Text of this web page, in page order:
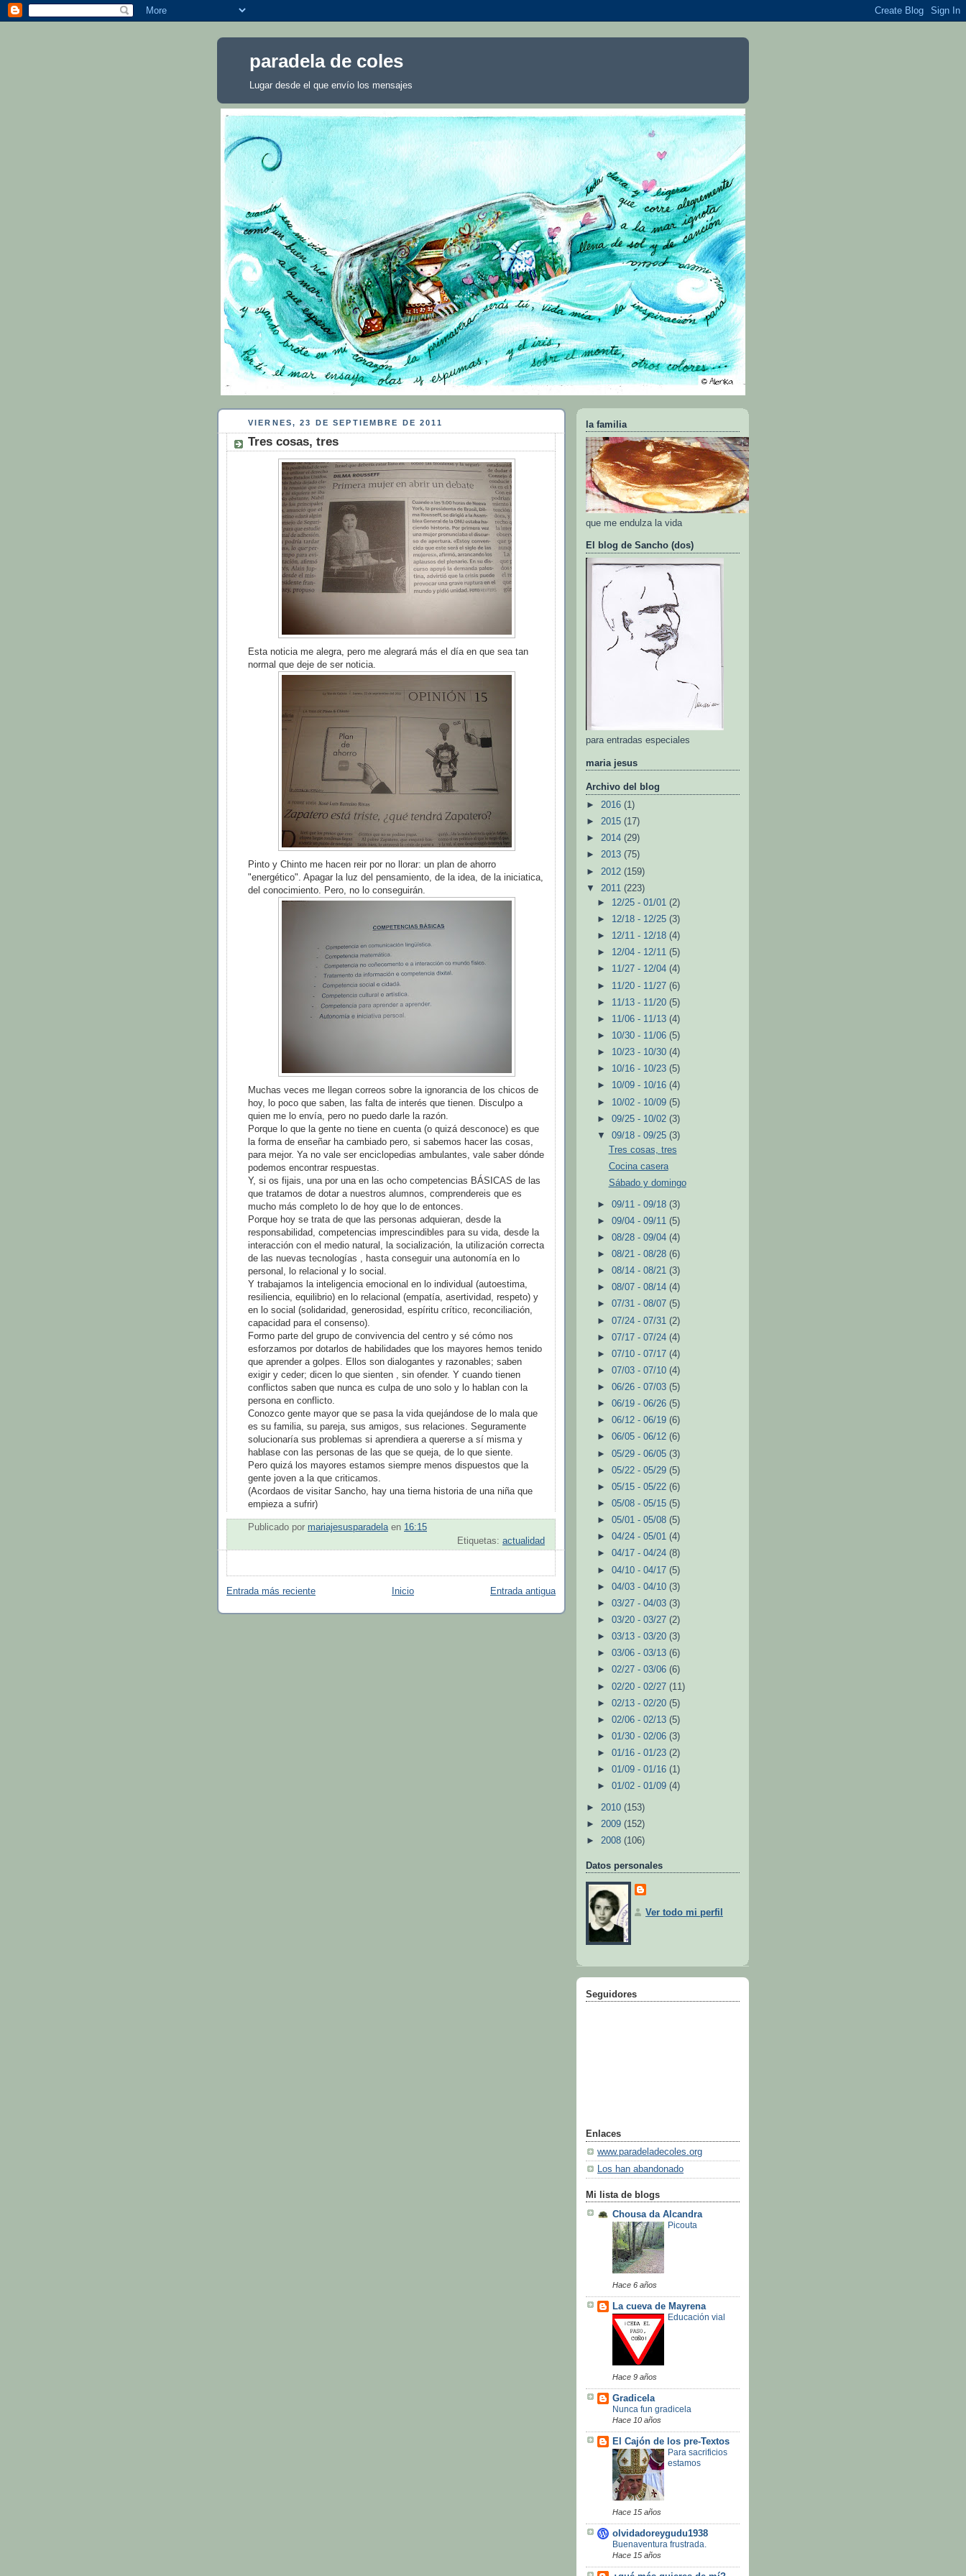
paradela de coles
Lugar desde el que envío los mensajes
VIERNES, 23 DE SEPTIEMBRE DE 2011
Tres cosas, tres
Esta noticia me alegra, pero me alegrará más el día en que sea tan
normal que deje de ser noticia.
Pinto y Chinto me hacen reir por no llorar: un plan de ahorro
"energético". Apagar la luz del pensamiento, de la idea, de la iniciatica,
del conocimiento. Pero, no lo conseguirán.
Muchas veces me llegan correos sobre la ignorancia de los chicos de
hoy, lo poco que saben, las falta de interés que tienen. Disculpo a
quien me lo envía, pero no puedo darle la razón.
Porque lo que la gente no tiene en cuenta (o quizá desconoce) es que
la forma de enseñar ha cambiado pero, si sabemos hacer las cosas,
para mejor. Ya no vale ser enciclopedias ambulantes, vale saber dónde
podemos encontrar respuestas.
Y, si os fijais, una por una en las ocho competencias BÁSICAS de las
que tratamos de dotar a nuestros alumnos, comprendereis que es
mucho más completo lo de hoy que lo de entonces.
Porque hoy se trata de que las personas adquieran, desde la
responsabilidad, competencias imprescindibles para su vida, desde la
interacción con el medio natural, la socialización, la utilización correcta
de las nuevas tecnologías , hasta conseguir una autonomía en lo
personal, lo relacional y lo social.
Y trabajamos la inteligencia emocional en lo individual (autoestima,
resiliencia, equilibrio) en lo relacional (empatía, asertividad, respeto) y
en lo social (solidaridad, generosidad, espíritu crítico, reconciliación,
capacidad para el consenso).
Formo parte del grupo de convivencia del centro y sé cómo nos
esforzamos por dotarlos de habilidades que los mayores hemos tenido
que aprender a golpes. Ellos son dialogantes y razonables; saben
exigir y ceder; dicen lo que sienten , sin ofender. Y cuando tienen
conflictos saben que nunca es culpa de uno solo y lo hablan con la
persona en conflicto.
Conozco gente mayor que se pasa la vida quejándose de lo mala que
es su familia, su pareja, sus amigos, sus relaciones. Seguramente
solucionaría sus problemas si aprendiera a quererse a sí misma y
hablase con las personas de las que se queja, de lo que siente.
Pero quizá los mayores estamos siempre menos dispuestos que la
gente joven a la que criticamos.
(Acordaos de visitar Sancho, hay una tierna historia de una niña que
empieza a sufrir)
Publicado por mariajesusparadela en 16:15
Etiquetas: actualidad
Entrada más reciente Entrada antigua
Inicio
la familia
que me endulza la vida
El blog de Sancho (dos)
para entradas especiales
maria jesus
Archivo del blog
► 2016 (1)
► 2015 (17)
► 2014 (29)
► 2013 (75)
► 2012 (159)
▼ 2011 (223)
► 12/25 - 01/01(2)
► 12/18 - 12/25(3)
► 12/11 - 12/18(4)
► 12/04 - 12/11(5)
► 11/27 - 12/04(4)
► 11/20 - 11/27(6)
► 11/13 - 11/20(5)
► 11/06 - 11/13(4)
► 10/30 - 11/06(5)
► 10/23 - 10/30(4)
► 10/16 - 10/23(5)
► 10/09 - 10/16(4)
► 10/02 - 10/09(5)
►09/25 - 10/02(3)
▼09/18 - 09/25(3)
Tres cosas, tres
Cocina casera
Sábado y domingo
►09/11 - 09/18(3)
►09/04 - 09/11(5)
►08/28 - 09/04(4)
►08/21 - 08/28(6)
►08/14 - 08/21(3)
►08/07 - 08/14(4)
►07/31 - 08/07(5)
►07/24 - 07/31(2)
►07/17 - 07/24(4)
►07/10 - 07/17(4)
►07/03 - 07/10(4)
►06/26 - 07/03(5)
►06/19 - 06/26(5)
►06/12 - 06/19(6)
►06/05 - 06/12(6)
►05/29 - 06/05(3)
►05/22 - 05/29(5)
►05/15 - 05/22(6)
►05/08 - 05/15(5)
►05/01 - 05/08(5)
►04/24 - 05/01(4)
►04/17 - 04/24(8)
►04/10 - 04/17(5)
►04/03 - 04/10(3)
►03/27 - 04/03(3)
►03/20 - 03/27(2)
►03/13 - 03/20(3)
►03/06 - 03/13(6)
►02/27 - 03/06(6)
►02/20 - 02/27(11)
►02/13 - 02/20(5)
►02/06 - 02/13(5)
►01/30 - 02/06(3)
►01/16 - 01/23(2)
►01/09 - 01/16(1)
►01/02 - 01/09(4)
► 2010 (153)
► 2009 (152)
► 2008 (106)
Datos personales
Ver todo mi perfil
Seguidores
Enlaces
www.paradeladecoles.org
Los han abandonado
Mi lista de blogs
Chousa da Alcandra
Picouta
Hace 6 años
La cueva de Mayrena
Educación vial
Hace 9 años
Gradicela
Nunca fun gradicela
Hace 10 años
El Cajón de los pre-Textos
Para sacrificios
estamos
Hace 15 años
olvidadoreygudu1938
Buenaventura frustrada.
Hace 15 años